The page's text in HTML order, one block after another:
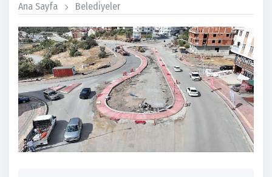
Ana Sayfa Beledi̇yeler